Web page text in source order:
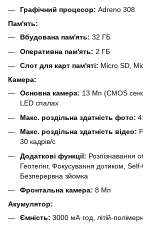
Графічний процесор: Adreno 308
Пам'ять:
Вбудована пам'ять: 32 ГБ
Оперативна пам'ять: 2 ГБ
Слот для карт пам'яті: Micro SD,
Камера:
Основна камера: 13 Мп (CMOS
LED спалах
Макс. роздільна здатність фото:
Макс. роздільна здатність відео:
30 кадрів/с
Додаткові функції: Розпізнавання
Геотегінг, Фокусування дотиком,
Безперервна зйомка
Фронтальна камера: 8 Мп
Акумулятор:
Ємність: 3000 мА·год, літій-